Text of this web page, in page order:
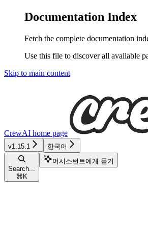
Documentation Index
Fetch the complete documentation
Use this file to discover all available
Skip to main content
CrewAI home page
v1.15.1 한국어
Search...
⌘ K
어시스턴트에게 묻기